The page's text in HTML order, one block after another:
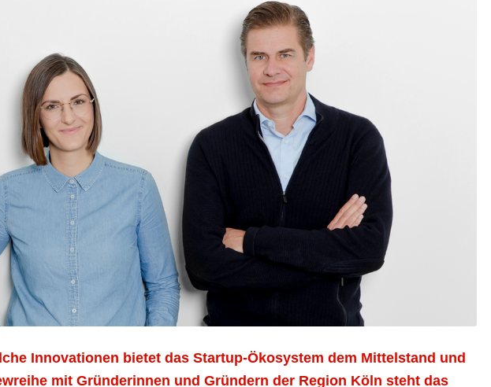
Innovationen bietet das Startup-Ökosystem dem Mittelstand und
mit Gründerinnen und Gründern der Region Köln steht das